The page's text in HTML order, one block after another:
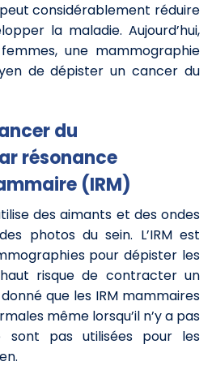
considérablement réduire
la maladie. Aujourd’hui,
une mammographie
de dépister un cancer du
du
résonance
(IRM)
des aimants et des ondes
photos du sein. L’IRM est
pour dépister les
risque de contracter un
que les IRM mammaires
même lorsqu’il n’y a pas
sont pas utilisées pour les